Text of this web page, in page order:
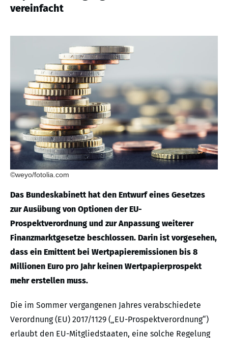
vereinfacht
©weyo/fotolia.com
Das Bundeskabinett hat den Entwurf eines Gesetzes
zur Ausübung von Optionen der EU-
Prospektverordnung und zur Anpassung weiterer
Finanzmarktgesetze beschlossen. Darin ist vorgesehen,
dass ein Emittent bei Wertpapieremissionen bis 8
Millionen Euro pro Jahr keinen Wertpapierprospekt
mehr erstellen muss.
Die im Sommer vergangenen Jahres verabschiedete
Verordnung (EU) 2017/1129 („EU-Prospektverordnung“)
erlaubt den EU-Mitgliedstaaten, eine solche Regelung